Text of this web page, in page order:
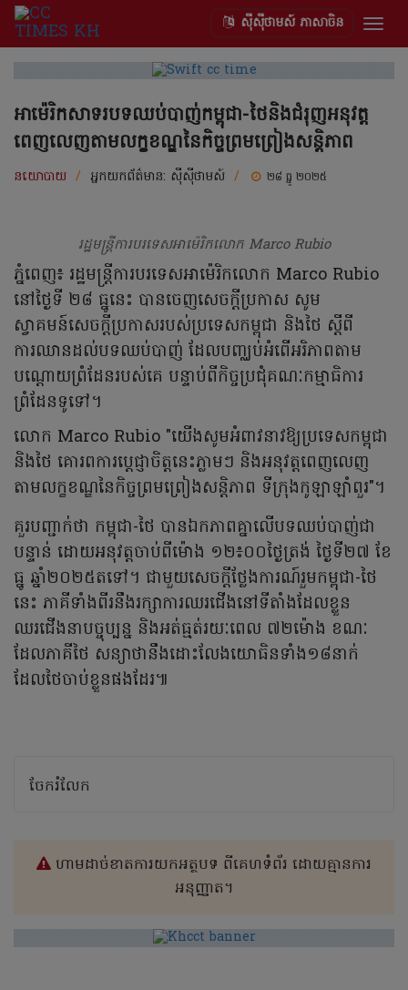
ស៊ីស៊ីថាមស៍ ភាសាចិន
អាម៉េរិកសាទរបទឈប់បាញ់កម្ពុជា-ថៃនិងជំរុញអនុវត្ត
ពេញលេញតាមលក្ខខណ្ឌនៃកិច្ចព្រមព្រៀងសន្តិភាព
នយោបាយ / អ្នកយកព័ត៌មាន: ស៊ីស៊ីថាមស៍ / ២៨ ធ្នូ ២០២៥
រដ្ឋមន្ត្រីការបរទេសអាម៉េរិកលោក Marco Rubio
ភ្នំពេញ៖ រដ្ឋមន្ត្រីការបរទេសអាម៉េរិកលោក Marco Rubio
នៅថ្ងៃទី ២៨ ធ្នូនេះ បានចេញសេចក្តីប្រកាស សូម
ស្វាគមន៍សេចក្តីប្រកាសរបស់ប្រទេសកម្ពុជា និងថៃ ស្តីពី
ការឈានដល់បទឈប់បាញ់ ដែលបញ្ឈប់អំពើអរិភាពតាម
បណ្តោយព្រំដែនរបស់គេ បន្ទាប់ពីកិច្ចប្រជុំគណៈកម្មាធិការ
ព្រំដែនទូទៅ។
លោក Marco Rubio "យើងសូមអំពាវនាវឱ្យប្រទេសកម្ពុជា
និងថៃ គោរពការប្តេជ្ញាចិត្តនេះភ្លាមៗ​ និងអនុវត្តពេញលេញ
តាមលក្ខខណ្ឌនៃកិច្ចព្រមព្រៀងសន្តិភាព ទីក្រុងកូឡាឡាំពួរ"។
គួរបញ្ជាក់ថា កម្ពុជា-ថៃ បានឯកភាពគ្នាលើបទឈប់បាញ់ជា
បន្ទាន់ ដោយអនុវត្តចាប់ពីម៉ោង ១២៖០០ថ្ងៃត្រង់ ថ្ងៃទី២៧ ខែ
ធ្នូ ឆ្នាំ២០២៥តទៅ។ ជាមួយសេចក្តីថ្លែងការណ៍រួមកម្ពុជា-ថៃ
នេះ ភាគីទាំងពីរនឹងរក្សាការឈរជើងនៅទីតាំងដែលខ្លួន
ឈរជើងនាបច្ចុប្បន្ន និងអត់ធ្មត់រយៈពេល ៧២ម៉ោង ខណៈ
ដែលភាគីថៃ សន្យាថានឹងដោះលែងយោធិនទាំង១៨នាក់
ដែលថៃចាប់ខ្លួនផងដែរ៕
ចែករំលែក
ហាមដាច់ខាតការយកអត្ថបទ ពីគេហទំព័រ ដោយគ្មានការ
អនុញ្ញាត។